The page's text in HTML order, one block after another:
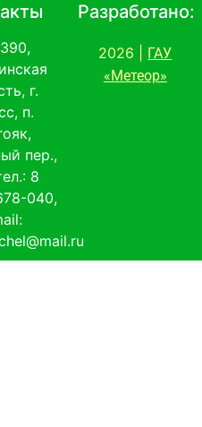
г.
п.
пер.,
8
040,
Разработано:
2026 |
ГАУ
«Метеор»